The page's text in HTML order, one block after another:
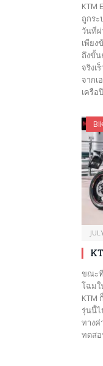
KTM
ถูกระ
วันที่
เพียง
ถึงขั้
จริงเ
จากเ
เครื
ขณะที่
โฉมใ
KTM
รุ่นนี้ไ
ทางค่
ทดส